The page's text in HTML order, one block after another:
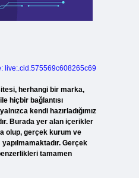
live:.cid.575569c608265c69
herhangi bir marka,
hiçbir bağlantısı
kendi hazırladığımız
Burada yer alan içerikler
olup, gerçek kurum ve
Gerçek
tamamen